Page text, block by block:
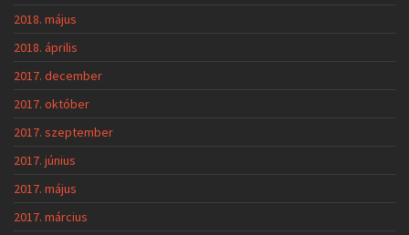
2018. május
2018. április
2017. december
2017. október
2017. szeptember
2017. június
2017. május
2017. március